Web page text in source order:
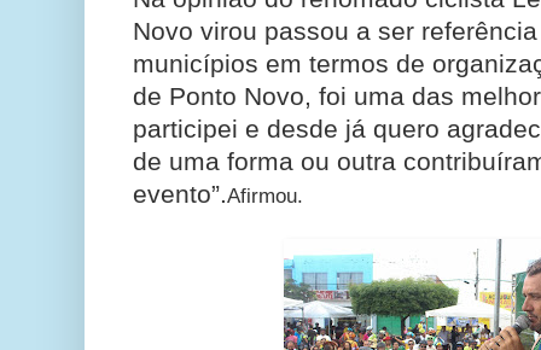
Novo virou passou a ser
municípios em termos de
de Ponto Novo, foi uma das
participei e desde já quero
de uma forma ou outra
evento”.Afirmou.